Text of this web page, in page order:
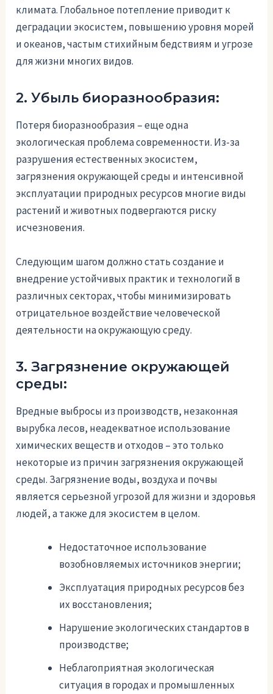
климата. Глобальное потепление приводит к
деградации экосистем, повышению уровня морей
и океанов, частым стихийным бедствиям и угрозе
для жизни многих видов.
2. Убыль биоразнообразия:
Потеря биоразнообразия – еще одна
экологическая проблема современности. Из-за
разрушения естественных экосистем,
загрязнения окружающей среды и интенсивной
эксплуатации природных ресурсов многие виды
растений и животных подвергаются риску
исчезновения.
Следующим шагом должно стать создание и
внедрение устойчивых практик и технологий в
различных секторах, чтобы минимизировать
отрицательное воздействие человеческой
деятельности на окружающую среду.
3. Загрязнение окружающей
среды:
Вредные выбросы из производств, незаконная
вырубка лесов, неадекватное использование
химических веществ и отходов – это только
некоторые из причин загрязнения окружающей
среды. Загрязнение воды, воздуха и почвы
является серьезной угрозой для жизни и здоровья
людей, а также для экосистем в целом.
Недостаточное использование
возобновляемых источников энергии;
Эксплуатация природных ресурсов без
их восстановления;
Нарушение экологических стандартов в
производстве;
Неблагоприятная экологическая
ситуация в городах и промышленных